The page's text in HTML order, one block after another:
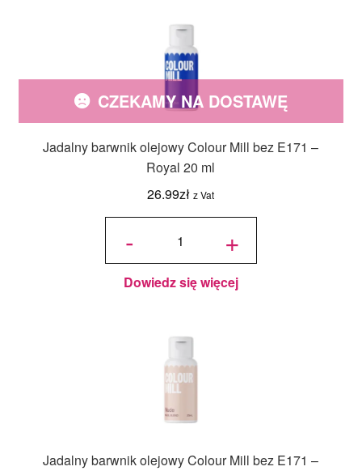
Jadalny barwnik olejowy Colour Mill bez E171 –
Royal 20 ml
26.99zł z Vat
CZEKAMY NA DOSTAWĘ
-
ilość
olejowy
Colour
Mill bez
E171 -
Royal
+
Dowiedz się więcej
Jadalny barwnik olejowy Colour Mill bez E171 –